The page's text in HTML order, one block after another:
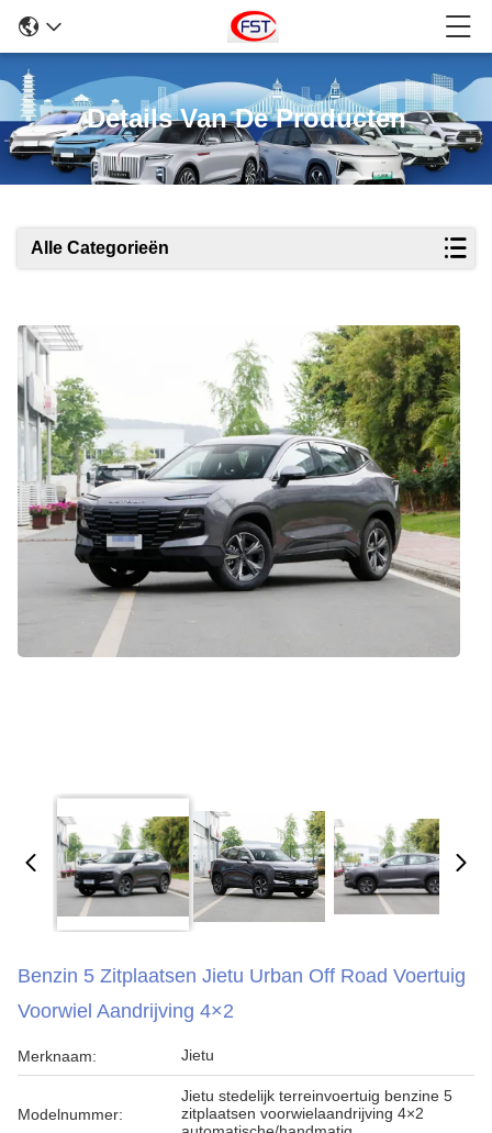
Details Van De Producten
Alle Categorieën
Benzin 5 Zitplaatsen Jietu Urban Off Road Voertuig
Voorwiel Aandrijving 4×2
Merknaam: Jietu
Modelnummer:
Jietu stedelijk terreinvoertuig benzine 5
zitplaatsen voorwielaandrijving 4×2